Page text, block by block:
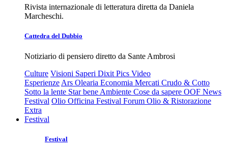
Rivista internazionale di letteratura diretta da Daniela
Marcheschi.
Cattedra del Dubbio
Notiziario di pensiero diretto da Sante Ambrosi
Culture Visioni Saperi Dixit Pics Video
Esperienze Ars Olearia Economia Mercati Crudo & Cotto
Sotto la lente Star bene Ambiente Cose da sapere OOF News
Festival Olio Officina Festival Forum Olio & Ristorazione
Extra
Festival
Festival